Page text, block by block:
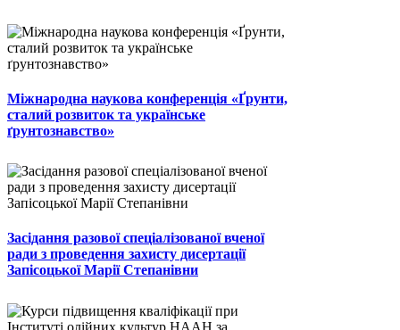
Міжнародна наукова конференція «Ґрунти,
сталий розвиток та українське
ґрунтознавство»
Засідання разової спеціалізованої вченої
ради з проведення захисту дисертації
Запісоцької Марії Степанівни